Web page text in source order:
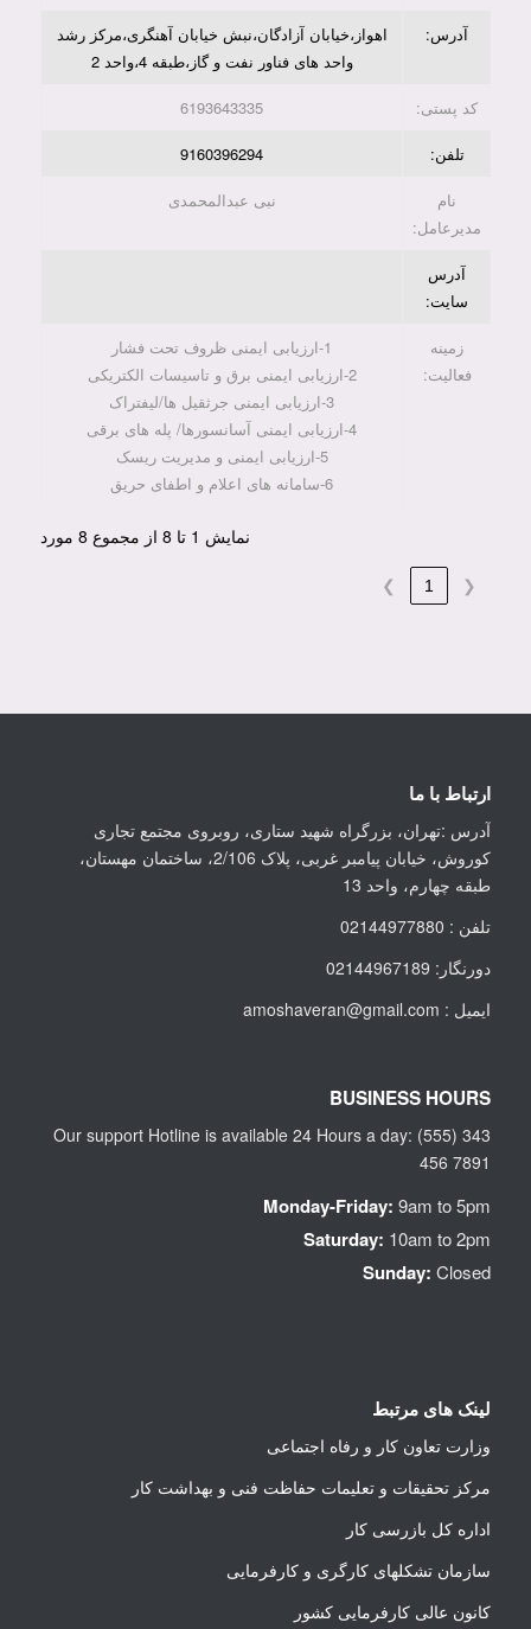
آدرس:
اهواز،خیابان آزادگان،نبش خیابان آهنگری،مرکز رشد
واحد های فناور نفت و گاز،طبقه 4،واحد 2
کد پستی: 6193643335
تلفن: 9160396294
نام
مدیرعامل:
نبی عبدالمحمدی
آدرس
سایت:
زمینه
فعالیت:
1-ارزیابی ایمنی ظروف تحت فشار
2-ارزیابی ایمنی برق و تاسیسات الکتریکی
3-ارزیابی ایمنی جرثقیل ها/لیفتراک
4-ارزیابی ایمنی آسانسورها/ پله های برقی
5-ارزیابی ایمنی و مدیریت ریسک
6-سامانه های اعلام و اطفای حریق
نمایش 1 تا 8 از مجموع 8 مورد
❮
1
❯
ارتباط با ما
آدرس :تهران، بزرگراه شهید ستاری، روبروی مجتمع تجاری
کوروش، خیابان پیامبر غربی، پلاک 2/106، ساختمان مهستان،
طبقه چهارم، واحد 13
تلفن : 02144977880
دورنگار: 02144967189
ایمیل : amoshaveran@gmail.com
BUSINESS HOURS
Our support Hotline is available 24 Hours a day: (555) 343
456 7891
Monday-Friday:9am to 5pm
Saturday: 10am to 2pm
Sunday:Closed
لینک های مرتبط
وزارت تعاون کار و رفاه اجتماعی
مرکز تحقیقات و تعلیمات حفاظت فنی و بهداشت کار
اداره کل بازرسی کار
سازمان تشکلهای کارگری و کارفرمایی
کانون عالی کارفرمایی کشور